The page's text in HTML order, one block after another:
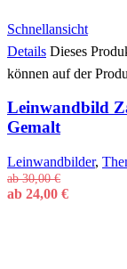
Schnellansicht
Details Dieses
können auf der
Leinwandbild
Gemalt
Leinwandbilder,
ab30,00€
ab 24,00 €